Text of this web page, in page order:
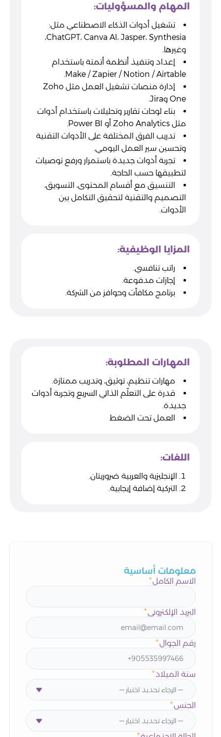
المهام والمسؤوليات:
تشغيل أدوات الذكاء الاصطناعي مثل:
ChatGPT، Canva AI، Jasper، Synthesia،
وغيرها.
إعداد وتنفيذ أنظمة أتمتة باستخدام
Make / Zapier / Notion / Airtable.
إدارة منصات تشغيل العمل مثل Zoho
One وJira.
بناء لوحات تقارير وتحليلات باستخدام أدوات
مثل Zoho Analytics أو Power BI.
تدريب الفرق المختلفة على الأدوات التقنية
وتحسين سير العمل اليومي.
تجربة أدوات جديدة باستمرار ورفع توصيات
لتطبيقها حسب الحاجة.
التنسيق مع أقسام المحتوى، التسويق،
التصميم والتقنية لتحقيق التكامل بين
الأدوات.
المزايا الوظيفية:
راتب تنافسي.
إجازات مدفوعة.
برنامج مكافآت وحوافز من الشركة.
المهارات المطلوبة:
مهارات تنظيم، توثيق، وتدريب ممتازة.
قدرة على التعلّم الذاتي السريع وتجربة أدوات
جديدة.
العمل تحت الضغط
اللغات:
الإنجليزية والعربية ضروريتان.
التركية إضافة إيجابية.
معلومات أساسية
الاسم الكامل*
البريد الإلكتروني*
رقم الجوال*
سنة الميلاد*
الجنس*